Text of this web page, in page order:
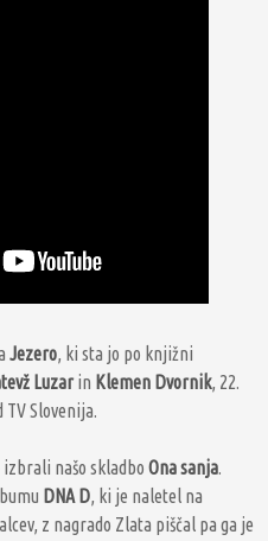
Jezero, ki sta jo po knjižni
Luzarin Klemen Dvornik, 22.
Slovenija.
našo skladbo Ona sanja.
DNA D, ki je naletel na
z nagrado Zlata piščal pa ga je